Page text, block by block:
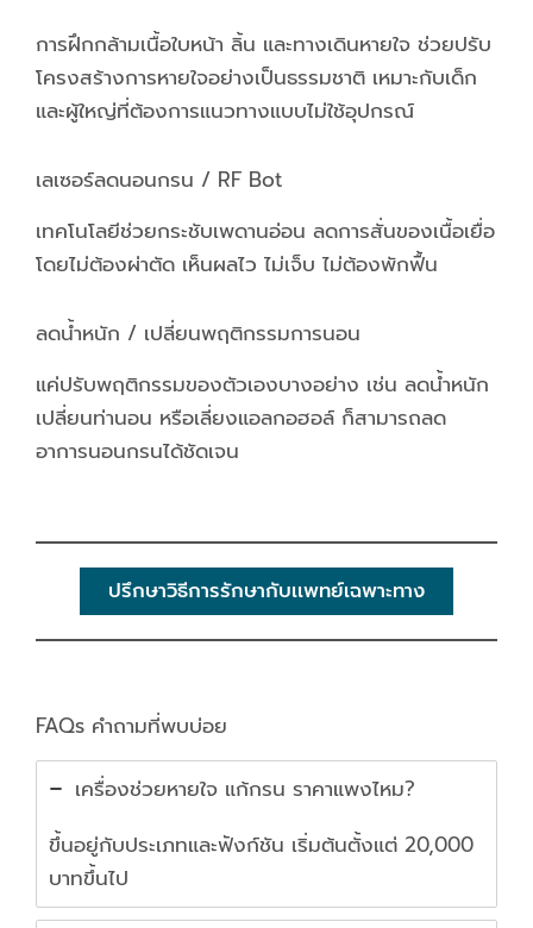
การฝึกกล้ามเนื้อใบหน้า ลิ้น และทางเดินหายใจ ช่วยปรับ
โครงสร้างการหายใจอย่างเป็นธรรมชาติ เหมาะกับเด็ก
และผู้ใหญ่ที่ต้องการแนวทางแบบไม่ใช้อุปกรณ์
เลเซอร์ลดนอนกรน / RF Bot
เทคโนโลยีช่วยกระชับเพดานอ่อน ลดการสั่นของเนื้อเยื่อ
โดยไม่ต้องผ่าตัด เห็นผลไว ไม่เจ็บ ไม่ต้องพักฟื้น
ลดน้ำหนัก / เปลี่ยนพฤติกรรมการนอน
แค่ปรับพฤติกรรมของตัวเองบางอย่าง เช่น ลดน้ำหนัก
เปลี่ยนท่านอน หรือเลี่ยงแอลกอฮอล์ ก็สามารถลด
อาการนอนกรนได้ชัดเจน
ปรึกษาวิธีการรักษากับเเพทย์เฉพาะทาง
FAQs คำถามที่พบบ่อย
เครื่องช่วยหายใจ แก้กรน ราคาแพงไหม?
ขึ้นอยู่กับประเภทและฟังก์ชัน เริ่มต้นตั้งแต่ 20,000
บาทขึ้นไป